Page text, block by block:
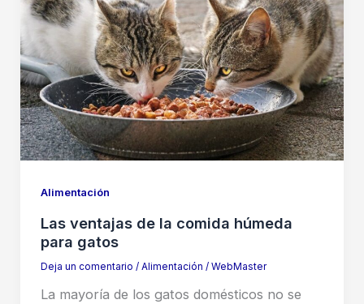
Alimentación
Las ventajas de la comida húmeda
para gatos
Deja un comentario / Alimentación / WebMaster
La mayoría de los gatos domésticos no se